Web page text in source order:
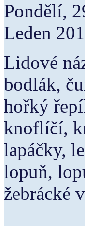
Pondělí,
Leden
Lidové
bodlák,
hořký
knoflíčí,
lapáčky,
lopuň,
žebrácké